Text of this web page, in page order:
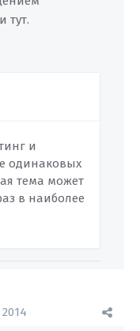
тут.
и
одинаковых
тема может
в наиболее